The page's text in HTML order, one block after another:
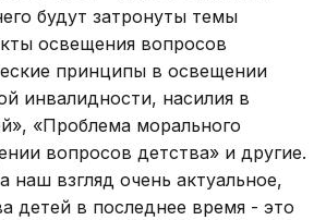
будут затронуты темы
освещения вопросов
принципы в освещении
инвалидности, насилия в
«Проблема морального
вопросов детства» и другие.
наш взгляд очень актуальное,
детей в последнее время - это